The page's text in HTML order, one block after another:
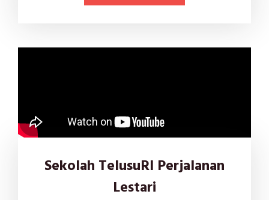
Sekolah TelusuRI Perjalanan
Lestari